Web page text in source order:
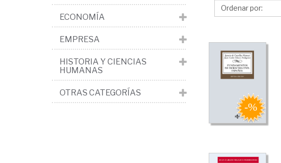
Juan
ECONOMÍA
EMPRESA
HISTORIA Y CIENCIAS
HUMANAS
OTRAS CATEGORÍAS